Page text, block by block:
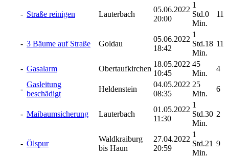
- Straße reinigen Lauterbach
05.06.2022
20:00
1
Std.0
Min.
11
- 3 Bäume auf Straße Goldau
05.06.2022
18:42
1
Std.18
Min.
11
- Gasalarm Obertaufkirchen
18.05.2022
10:45
45
Min.
4
-
Gasleitung
beschädigt
Heldenstein
04.05.2022
08:35
25
Min.
6
- Maibaumsicherung Lauterbach
01.05.2022
11:30
1
Std.30
Min.
2
- Ölspur
Waldkraiburg
bis Haun
27.04.2022
20:59
1
Std.21
Min.
9